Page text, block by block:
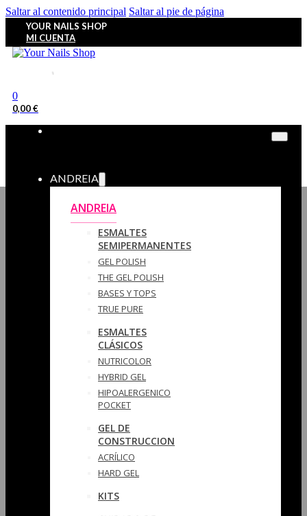
Saltar al contenido principal Saltar al pie de página
YOUR NAILS SHOP
MI CUENTA
0
0,00€
ANDREIA
ANDREIA
ESMALTES
SEMIPERMANENTES
GEL POLISH
THE GEL POLISH
BASES Y‎ TOPS
TRUE PURE
ESMALTES
CLÁSICOS
NUTRICOLOR
HYBRID GEL
HIPOALERGENICO
POCKET
GEL DE
CONSTRUCCION
ACRÍLICO
HARD GEL
KITS